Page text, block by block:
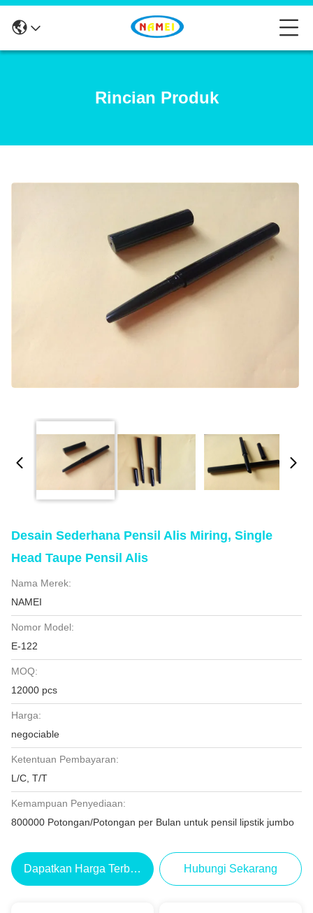
Rincian Produk
Desain Sederhana Pensil Alis Miring, Single
Head Taupe Pensil Alis
Nama Merek:
NAMEI
Nomor Model:
E-122
MOQ:
12000 pcs
Harga:
negociable
Ketentuan Pembayaran:
L/C, T/T
Kemampuan Penyediaan:
800000 Potongan/Potongan per Bulan untuk pensil lipstik jumbo
Dapatkan Harga Terbaik Hubungi Sekarang